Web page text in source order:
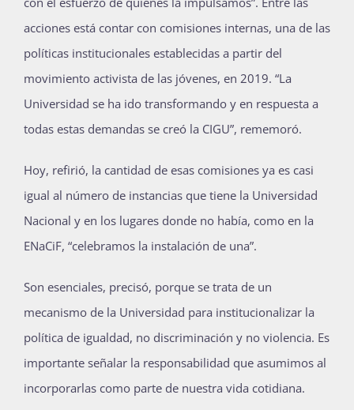
acciones está contar con comisiones internas, una de las
políticas institucionales establecidas a partir del
movimiento activista de las jóvenes, en 2019. “La
Universidad se ha ido transformando y en respuesta a
todas estas demandas se creó la CIGU”, rememoró.
Hoy, refirió, la cantidad de esas comisiones ya es casi
igual al número de instancias que tiene la Universidad
Nacional y en los lugares donde no había, como en la
ENaCiF, “celebramos la instalación de una”.
Son esenciales, precisó, porque se trata de un
mecanismo de la Universidad para institucionalizar la
política de igualdad, no discriminación y no violencia. Es
importante señalar la responsabilidad que asumimos al
incorporarlas como parte de nuestra vida cotidiana.